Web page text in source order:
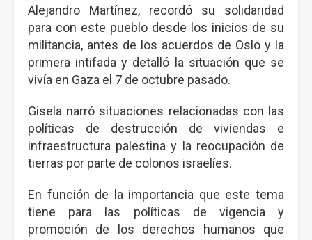
Alejandro Martínez, recordó su solidaridad
para con este pueblo desde los inicios de su
militancia, antes de los acuerdos de Oslo y la
primera intifada y detalló la situación que se
vivía en Gaza el 7 de octubre pasado.
Gisela narró situaciones relacionadas con las
políticas de destrucción de viviendas e
infraestructura palestina y la reocupación de
tierras por parte de colonos israelíes.
En función de la importancia que este tema
tiene para las políticas de vigencia y
promoción de los derechos humanos que